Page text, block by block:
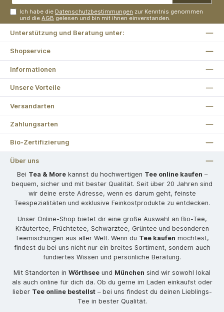
Ich habe die Datenschutzbestimmungen zur Kenntnis genommen
und dieAGB gelesen und bin mit ihnen einverstanden.
Unterstützung und Beratung unter:
Shopservice
Informationen
Unsere Vorteile
Versandarten
Zahlungsarten
Bio-Zertifizierung
Über uns
Bei Tea & Morekannst du hochwertigen Tee online kaufen –
bequem, sicher und mit bester Qualität. Seit über 20 Jahren sind
wir deine erste Adresse, wenn es darum geht, feinste
Teespezialitäten und exklusive Feinkostprodukte zu entdecken.
Unser Online-Shop bietet dir eine große Auswahl an Bio-Tee,
Kräutertee, Früchtetee, Schwarztee, Grüntee und besonderen
Teemischungen aus aller Welt. Wenn du Tee kaufen möchtest,
findest du bei uns nicht nur ein breites Sortiment, sondern auch
fundiertes Wissen und persönliche Beratung.
Mit Standorten in Wörthsee und München sind wir sowohl lokal
als auch online für dich da. Ob du gerne im Laden einkaufst oder
lieber Tee online bestellst– bei uns findest du deinen Lieblings-
Tee in bester Qualität.